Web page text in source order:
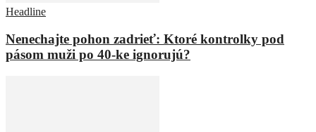
Headline
Nenechajte pohon zadrieť: Ktoré kontrolky pod
pásom muži po 40-ke ignorujú?